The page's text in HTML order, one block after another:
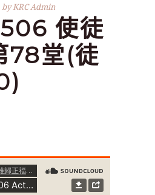
byKRC Admin
使徒
78堂(徒